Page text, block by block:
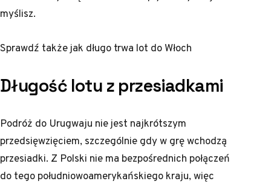
myślisz.
Sprawdź takżejak długo trwa lot do Włoch
Długość lotu z przesiadkami
Podróż do Urugwaju nie jest najkrótszym
przedsięwzięciem, szczególnie gdy w grę wchodzą
przesiadki. Z Polski nie ma bezpośrednich połączeń
do tego południowoamerykańskiego kraju, więc